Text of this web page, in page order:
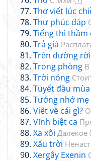
Thơ viết lúc
Thư phúc đáp
Tiếng thì
Trả giá
Trên đường
Trong phòng В
Trời nóng
Tuyết đầu mùa
Tưởng nhớ mẹ
Viết về cái gì?
Vĩnh biệt ca
Xa xôi Далекое
Xấu trời
Xergây Exenin